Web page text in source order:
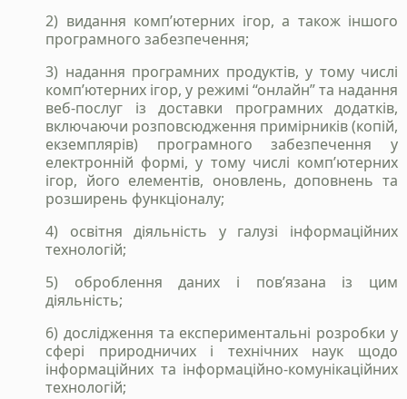
2) видання комп’ютерних ігор, а також іншого
програмного забезпечення;
3) надання програмних продуктів, у тому числі
комп’ютерних ігор, у режимі “онлайн” та надання
веб-послуг із доставки програмних додатків,
включаючи розповсюдження примірників (копій,
екземплярів) програмного забезпечення у
електронній формі, у тому числі комп’ютерних
ігор, його елементів, оновлень, доповнень та
розширень функціоналу;
4) освітня діяльність у галузі інформаційних
технологій;
5) оброблення даних і пов’язана із цим
діяльність;
6) дослідження та експериментальні розробки у
сфері природничих і технічних наук щодо
інформаційних та інформаційно-комунікаційних
технологій;